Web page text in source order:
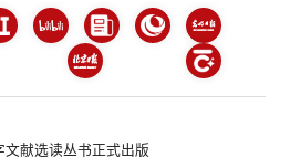
献选读丛书正式出版